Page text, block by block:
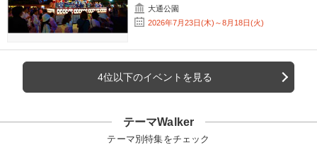
大通公園
2026年7月23日(木)～8月18日(火)
4位以下のイベントを見る
テーマWalker
テーマ別特集をチェック